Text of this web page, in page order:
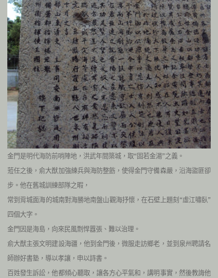
金門是明代海防前哨陣地，洪武年間築城，取“固若金湯”之義。
蒞任之後，俞大猷加強練兵與海防整飭，使得金門守備森嚴，沿海盜匪卻
步。他在舊城訓練部隊之暇，
常到背城面海的城南對海勝地南盤山觀海抒懷，在石壁上題刻“虛江嘯臥”
四個大字。
金門因是海島，向來民風剽悍囂張、難以治理。
俞大猷主張文明建設海疆，他到金門後，微服走訪鄉老，並到泉州聘請名
師辦好書塾，導以孝讓，申以詩書。
百姓發生訴訟，他都傾心聽取，讓各方心平氣和，講明事實，然後教誨他